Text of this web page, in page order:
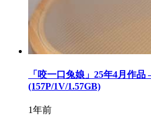
「咬一口兔娘」25年4月作品
(157P/1V/1.57GB)
1年前